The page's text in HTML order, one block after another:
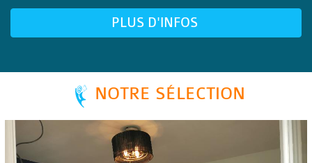
PLUS D'INFOS
NOTRE SÉLECTION